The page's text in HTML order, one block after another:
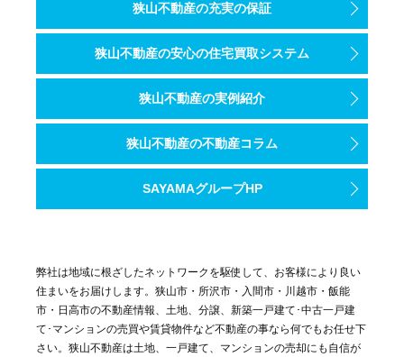
狭山不動産の充実の保証
狭山不動産の安心の住宅買取システム
狭山不動産の実例紹介
狭山不動産の不動産コラム
SAYAMAグループHP
弊社は地域に根ざしたネットワークを駆使して、お客様により良い
住まいをお届けします。狭山市・所沢市・入間市・川越市・飯能
市・日高市の不動産情報、土地、分譲、新築一戸建て･中古一戸建
て･マンションの売買や賃貸物件など不動産の事なら何でもお任せ下
さい。狭山不動産は土地、一戸建て、マンションの売却にも自信が